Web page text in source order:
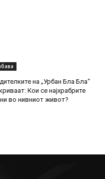
на „Урбан Бла Бла“
Кои се најхрабрите
во нивниот живот?